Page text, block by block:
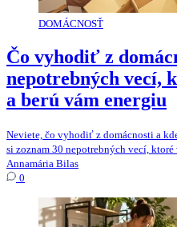
DOMÁCNOSŤ
Čo vyhodiť z
nepotrebných vecí,
a berú vám energiu
Neviete, čo vyhodiť z domácnosti a
si zoznam 30 nepotrebných vecí,
Annamária Bilas
0